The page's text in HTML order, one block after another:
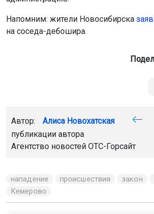
Напомним: жители Новосибирска
на соседа-дебошира.
Автор: Алиса Новохатская
публикации автора
Агентство новостей ОТС-Горсайт
нападение происшествия закон
Кемерово